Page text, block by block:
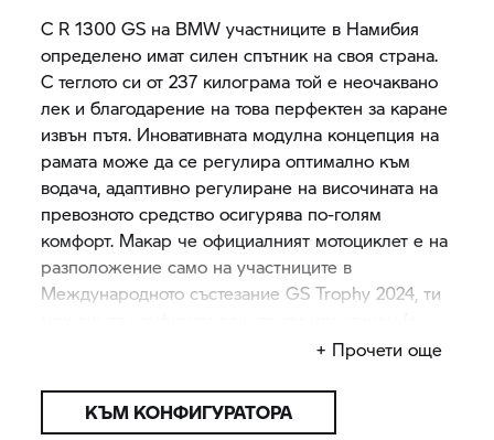
С R 1300 GS на BMW участниците в Намибия
определено имат силен спътник на своя страна.
С теглото си от 237 килограма той е неочаквано
лек и благодарение на това перфектен за каране
извън пътя. Иновативната модулна концепция на
рамата може да се регулира оптимално към
водача, адаптивно регулиране на височината на
превозното средство осигурява по-голям
комфорт. Макар че официалният мотоциклет е на
разположение само на участниците в
Международното състезаниеGS Trophy 2024, ти
GS Trophyна
BMW.
+ Прочети още
КЪМ КОНФИГУРАТОРА